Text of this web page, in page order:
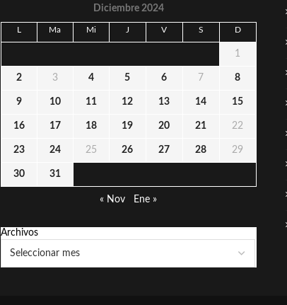
Diciembre 2024
L Ma Mi J V S D
1
2 3 4 5 6 7 8
9 10 11 12 13 14 15
16 17 18 19 20 21 22
23 24 25 26 27 28 29
30 31
« Nov Ene »
Archivos